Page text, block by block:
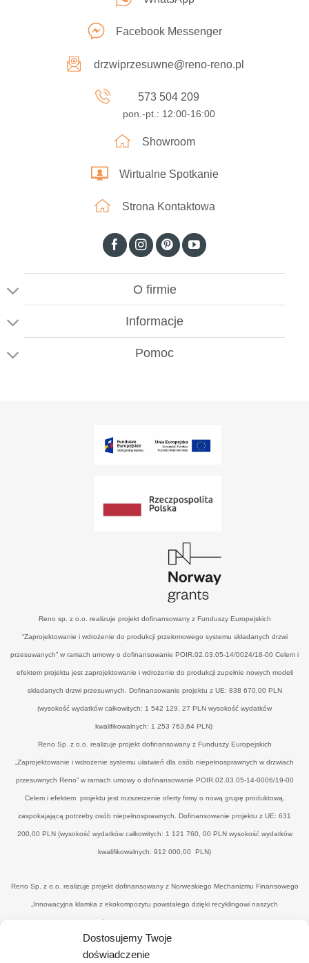
Dostosujemy Twoje
doświadczenie
Facebook Messenger
drzwiprzesuwne@reno-reno.pl
573 504 209
pon.-pt.: 12:00-16:00
Showroom
Wirtualne Spotkanie
Strona Kontaktowa
O firmie
Informacje
Pomoc
Reno sp. z o.o. realizuje projekt dofinansowany z Funduszy Europejskich
“Zaprojektowanie i wdrożenie do produkcji przełomowego systemu składanych drzwi
przesuwanych” w ramach umowy o dofinansowanie POIR.02.03.05-14/0024/18-00 Celem i
efektem projektu jest zaprojektowanie i wdrożenie do produkcji zupełnie nowych modeli
składanych drzwi przesuwnych. Dofinansowanie projektu z UE: 838 670,00 PLN
(wysokość wydatków całkowitych: 1 542 129, 27 PLN wysokość wydatków
kwalifikowalnych: 1 253 763,64 PLN)
Reno Sp. z o.o. realizuje projekt dofinansowany z Funduszy Europejskich
„Zaprojektowanie i wdrożenie systemu ułatwień dla osób niepełnosprawnych w drzwiach
przesuwnych Reno” w ramach umowy o dofinansowanie POIR.02.03.05-14-0006/19-00
Celem i efektem projektu jest rozszerzenie oferty firmy o nową grupę produktową,
zaspokajającą potrzeby osób niepełnosprawnych. Dofinansowanie projektu z UE: 631
200,00 PLN (wysokość wydatków całkowitych: 1 121 760, 00 PLN wysokość wydatków
kwalifikowalnych: 912 000,00 PLN)
Reno Sp. z o.o. realizuje projekt dofinansowany z Norweskiego Mechanizmu Finansowego
„Innowacyjna klamka z ekokompozytu powstałego dzięki recyklingowi naszych
poprodukcyjnych odpadów drzewnych’" w ramach umowy o dofinansowanie UWP-
NORW.19.01.04-14-0041/20-00. Celem i efektemjest uzyskanie nowego, konkurencyjnego
produktu - eko-klamki, zredukowanie ilości drewnopochodnych odpadów przez wtórne ich